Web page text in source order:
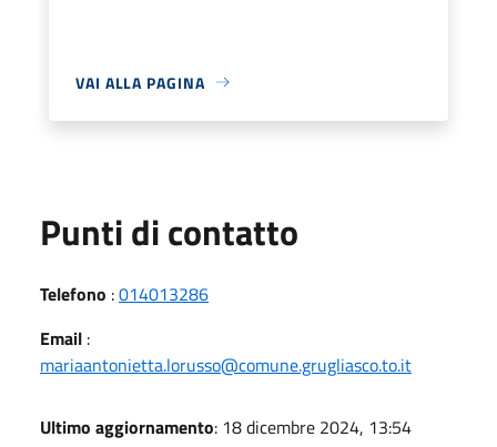
VAI ALLA PAGINA
Punti di contatto
Telefono :014013286
Email :
mariaantonietta.lorusso@comune.grugliasco.to.it
Ultimo aggiornamento: 18 dicembre 2024, 13:54